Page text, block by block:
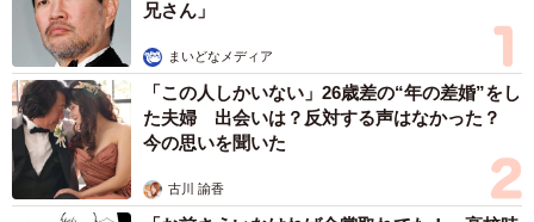
など困られたことは遠慮なく何でもご相談ください」（広
報担当者）
リネン業者、血液の汚れは「ほぼ毎日ございま
す」
宿泊施設の多くは、リネンサプライと呼ばれるシーツや
布団カバー、タオルなどの貸し出し・回収・洗濯を行う業
兄さん」
まいどなメディア
「この人しかいない」26歳差の“年の差婚”をし
た夫婦 出会いは？反対する声はなかった？
今の思いを聞いた
古川 諭香